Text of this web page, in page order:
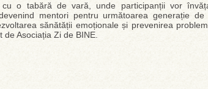
o tabără de vară, unde participanții vor
mentori pentru următoarea generație
sănătății emoționale și prevenirea
Asociația Zi de BINE.